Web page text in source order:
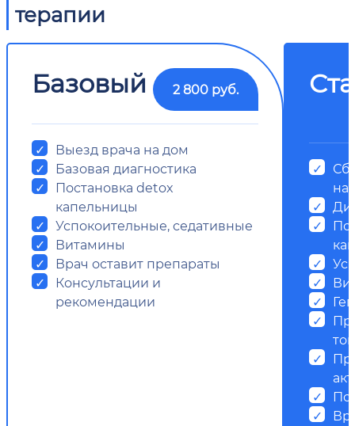
терапии
Базовый 2 800 руб.
Выезд врача на дом
Базовая диагностика
Постановка detox
капельницы
Успокоительные, седативные
Витамины
Врач оставит препараты
Консультации и
рекомендации
на